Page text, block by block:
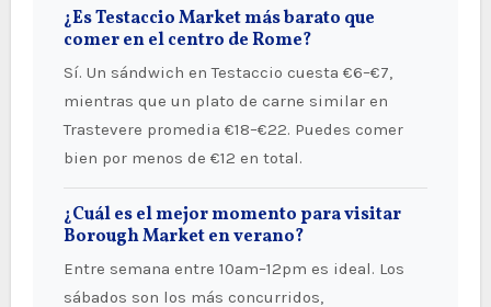
¿Es Testaccio Market más barato que
comer en el centro de Rome?
Sí. Un sándwich en Testaccio cuesta €6–€7,
mientras que un plato de carne similar en
Trastevere promedia €18–€22. Puedes comer
bien por menos de €12 en total.
¿Cuál es el mejor momento para visitar
Borough Market en verano?
Entre semana entre 10am–12pm es ideal. Los
sábados son los más concurridos,